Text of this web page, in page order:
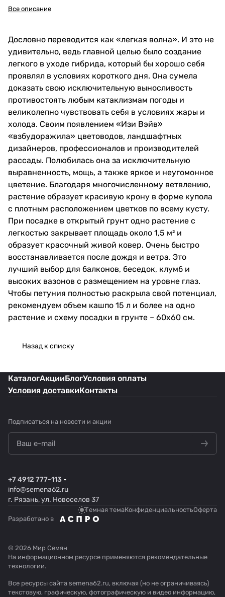
Все описание
Дословно переводится как «легкая волна». И это не
удивительно, ведь главной целью было создание
легкого в уходе гибрида, который бы хорошо себя
проявлял в условиях короткого дня. Она сумела
доказать свою исключительную выносливость
противостоять любым катаклизмам погоды и
великолепно чувствовать себя в условиях жары и
холода. Своим появлением «Изи Вэйв»
«взбудоражила» цветоводов, ландшафтных
дизайнеров, профессионалов и производителей
рассады. Полюбилась она за исключительную
выравненность, мощь, а также яркое и неугомонное
цветение. Благодаря многочисленному ветвлению,
растение образует красивую крону в форме купола
с плотным расположением цветков по всему кусту.
При посадке в открытый грунт одно растение с
легкостью закрывает площадь около 1,5 м² и
образует красочный живой ковер. Очень быстро
восстанавливается после дождя и ветра. Это
лучший выбор для балконов, беседок, клумб и
высоких вазонов с размещением на уровне глаз.
Чтобы петуния полностью раскрыла свой потенциал,
рекомендуем объем кашпо 15 л и более на одно
растение и схему посадки в грунте – 60х60 см.
Назад к списку
КаталогАкцииБлогУсловия оплаты
Условия доставкиКонтакты
Подписаться на новости и акции
+7 4912 777-113
info@semena62.ru
г. Рязань, ул. Новоселов 37
Темная темаКонфиденциальностьОферта
Разработано в
© 2026 Мир Семян
На информационном ресурсе применяются рекомендательные
технологии.
Все ресурсы сайта semena62.ru, включая (но не ограничиваясь)
текстовую, графическую, фотографическую и видео информацию,